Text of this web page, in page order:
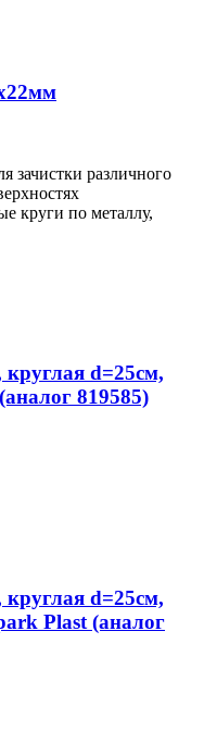
зачистки различного
круги по металлу,
d=25см,
819585)
d=25см,
Plast (аналог